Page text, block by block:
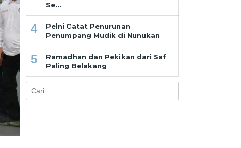
Se…
4
Pelni Catat Penurunan
Penumpang Mudik di Nunukan
5
Ramadhan dan Pekikan dari Saf
Paling Belakang
untuk: